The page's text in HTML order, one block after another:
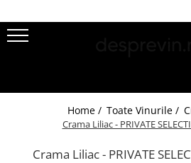
Crama RASOVA
1
Home / Toate Vinurile /
Crama Liliac - PRIVATE
Crama Liliac - PRIVATE